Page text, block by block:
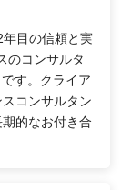
目の信頼と実
のコンサルタ
す。クライア
コンサルタン
的なお付き合